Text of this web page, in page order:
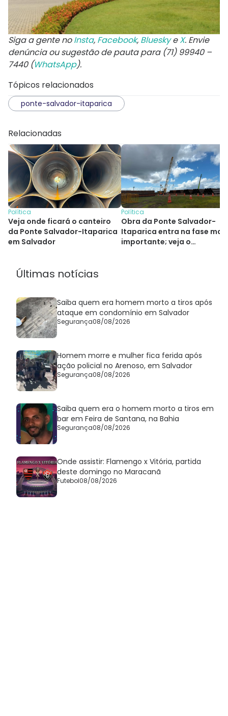
Siga a gente noInsta, Facebook, BlueskyeX. Envie
denúncia ou sugestão de pauta para (71) 99940 –
7440 (WhatsApp).
Tópicos relacionados
ponte-salvador-itaparica
Relacionadas
Política
Veja onde ficará o canteiro
da Ponte Salvador-Itaparica
em Salvador
Política
Obra da Ponte Salvador-
Itaparica entra na fase mais
importante; veja o
Últimas notícias
Saiba quem era homem morto a tiros após
ataque em condomínio em Salvador
Segurança08/08/2026
Homem morre e mulher fica ferida após
ação policial no Arenoso, em Salvador
Segurança08/08/2026
Saiba quem era o homem morto a tiros em
bar em Feira de Santana, na Bahia
Segurança08/08/2026
Onde assistir: Flamengo x Vitória, partida
deste domingo no Maracanã
Futebol08/08/2026